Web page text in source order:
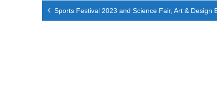
Navigation
de
Sports Festival 2023 and Science Fair, Art & Design